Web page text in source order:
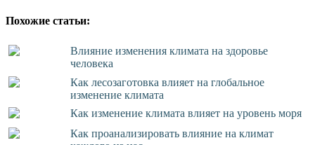
Похожие статьи:
Влияние изменения климата на здоровье
человека
Как лесозаготовка влияет на глобальное
изменение климата
Как изменение климата влияет на уровень моря
Как проанализировать влияние на климат